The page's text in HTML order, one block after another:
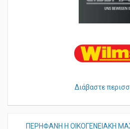
Διάβαστε
ΠΕΡHΦΑΝΗ Η ΟΙΚΟΓΕΝΕΙΑΚΗ